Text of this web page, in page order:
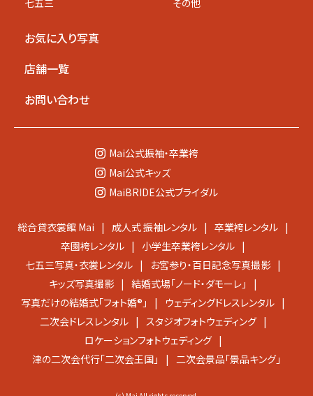
七五三
その他
お気に入り写真
店舗一覧
お問い合わせ
Mai公式振袖・卒業袴
Mai公式キッズ
MaiBRIDE公式ブライダル
総合貸衣裳館 Mai 成人式 振袖レンタル
卒業袴レンタル
卒園袴レンタル
小学生卒業袴レンタル
七五三写真・衣裳レンタル
お宮参り・百日記念写真撮影
キッズ写真撮影
結婚式場「ノード・ダモーレ」
写真だけの結婚式「フォト婚®」
ウェディングドレスレンタル
二次会ドレスレンタル
スタジオフォトウェディング
ロケーションフォトウェディング
津の二次会代行「二次会王国」
二次会景品「景品キング」